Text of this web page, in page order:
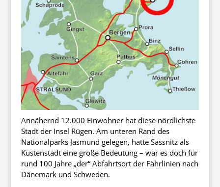
Annähernd 12.000 Einwohner hat diese nördlichste
Stadt der Insel Rügen. Am unteren Rand des
Nationalparks Jasmund gelegen, hatte Sassnitz als
Küstenstadt eine große Bedeutung – war es doch für
rund 100 Jahre „der“ Abfahrtsort der Fährlinien nach
Dänemark und Schweden.